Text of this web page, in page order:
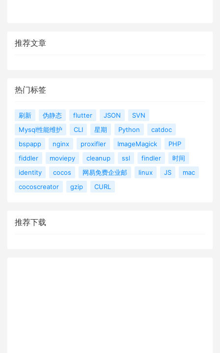
推荐文章
热门标签
刷新 伪静态 flutter JSON
SVN
Mysql性能维护
CLI 星期 Python
catdoc
bspapp
nginx proxifler ImageMagick
PHP
fiddler
moviepy cleanup ssl findler
时间
identity
cocos 网易免费企业邮 linux JS
mac
cocoscreator
gzip CURL
推荐下载